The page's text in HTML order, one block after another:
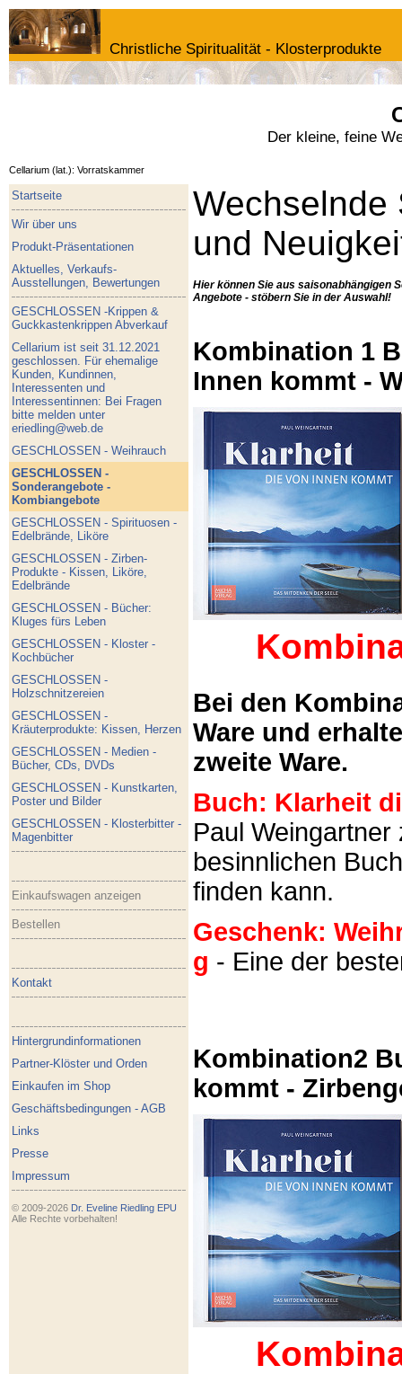
Christliche Spiritualität - Klosterprodukte
Der kleine, feine
Cellarium (lat.): Vorratskammer
Startseite
Wir über uns
Produkt-Präsentationen
Aktuelles, Verkaufs-
Ausstellungen, Bewertungen
GESCHLOSSEN -Krippen &
Guckkastenkrippen Abverkauf
Cellarium ist seit 31.12.2021
geschlossen. Für ehemalige
Kunden, Kundinnen,
Interessenten und
Interessentinnen: Bei Fragen
bitte melden unter
eriedling@web.de
GESCHLOSSEN - Weihrauch
GESCHLOSSEN -
Sonderangebote -
Kombiangebote
GESCHLOSSEN - Spirituosen -
Edelbrände, Liköre
GESCHLOSSEN - Zirben-
Produkte - Kissen, Liköre,
Edelbrände
GESCHLOSSEN - Bücher:
Kluges fürs Leben
GESCHLOSSEN - Kloster -
Kochbücher
GESCHLOSSEN -
Holzschnitzereien
GESCHLOSSEN -
Kräuterprodukte: Kissen, Herzen
GESCHLOSSEN - Medien -
Bücher, CDs, DVDs
GESCHLOSSEN - Kunstkarten,
Poster und Bilder
GESCHLOSSEN - Klosterbitter -
Magenbitter
Einkaufswagen anzeigen
Bestellen
Kontakt
Hintergrundinformationen
Partner-Klöster und Orden
Einkaufen im Shop
Geschäftsbedingungen - AGB
Links
Presse
Impressum
© 2009-2026 Dr. Eveline Riedling EPU
Alle Rechte vorbehalten!
Wechselnde
und
Hier können Sie aus saisonabhängigen
Angebote - stöbern Sie in der Auswahl!
Kombination 1
Innen kommt -
Bei den
Ware und
zweite Ware.
Buch: Klarheit
Paul
besinnlichen
finden kann.
Geschenk:
g - Eine der
Kombination2
kommt -